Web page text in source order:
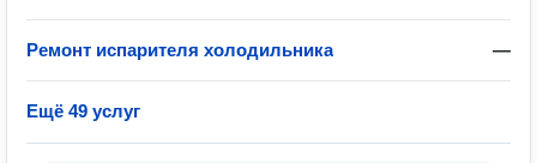
Ремонт испарителя холодильника —
Ещё 49 услуг